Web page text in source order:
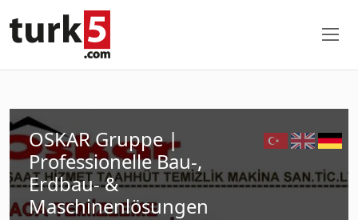
OSKAR Gruppe |
Professionelle Bau-,
Erdbau- &
Maschinenlösungen